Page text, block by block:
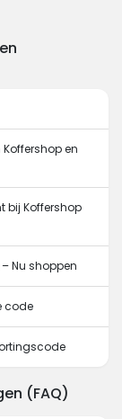
en
bij Koffershop
Nu shoppen
code
(FAQ)